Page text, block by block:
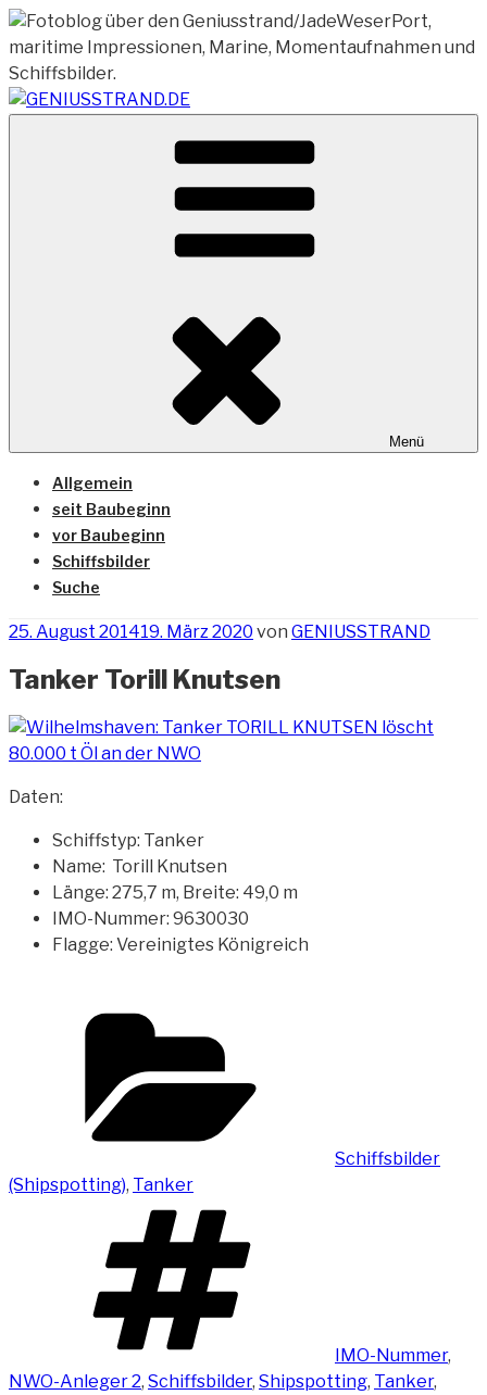
Zum
Inhalt
springen
GENIUSSTRAND.DE
Vom Geniusstrand zum JadeWeserPort/Container
Terminal Wilhelmshaven
Menü
Allgemein
seit Baubeginn
vor Baubeginn
Schiffsbilder
Suche
Veröffentlicht
25. August 201419. März 2020 von GENIUSSTRAND
Tanker Torill Knutsen
Daten:
Schiffstyp: Tanker
Name: Torill Knutsen
Länge: 275,7 m, Breite: 49,0 m
IMO-Nummer: 9630030
Flagge: Vereinigtes Königreich
Schiffsbilder
(Shipspotting), Tanker
IMO-Nummer,
NWO-Anleger 2, Schiffsbilder, Shipspotting, Tanker,